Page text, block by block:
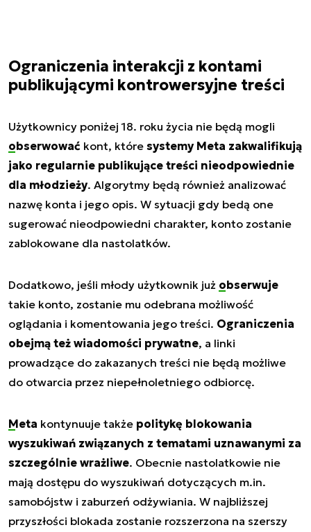
Ograniczenia interakcji z kontami
publikującymi kontrowersyjne treści
Użytkownicy poniżej 18. roku życia nie będą mogli
obserwować kont, które systemy Meta zakwalifikują
jako regularnie publikujące treści nieodpowiednie
dla młodzieży. Algorytmy będą również analizować
nazwę konta i jego opis. W sytuacji gdy bedą one
sugerować nieodpowiedni charakter, konto zostanie
zablokowane dla nastolatków.
Dodatkowo, jeśli młody użytkownik już obserwuje
takie konto, zostanie mu odebrana możliwość
oglądania i komentowania jego treści. Ograniczenia
obejmą też wiadomości prywatne, a linki
prowadzące do zakazanych treści nie będą możliwe
do otwarcia przez niepełnoletniego odbiorcę.
Meta kontynuuje także politykę blokowania
wyszukiwań związanych z tematami uznawanymi za
szczególnie wrażliwe. Obecnie nastolatkowie nie
mają dostępu do wyszukiwań dotyczących m.in.
samobójstw i zaburzeń odżywiania. W najbliższej
przyszłości blokada zostanie rozszerzona na szerszy